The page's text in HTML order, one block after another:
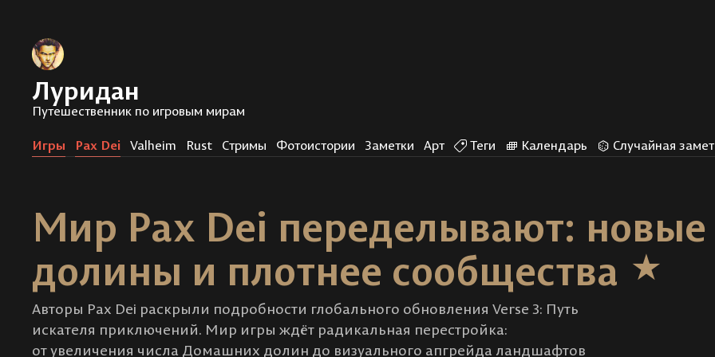
Луридан
Путешественник по игровым мирам
Игры Pax Dei Valheim Rust Стримы Фотоистории Заметки Арт Теги Календарь Случайная
Мир Pax Dei переделывают: новые
долины и плотнее сообщества
Авторы Pax Dei раскрыли подробности глобального обновления Verse 3: Путь
искателя приключений. Мир игры ждёт радикальная перестройка:
от увеличения числа Домашних долин до визуального апгрейда ландшафтов